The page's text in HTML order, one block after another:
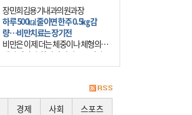
장민희김용기내과의원과장
하루 500㎉ 줄이면 한주 0.5㎏ 감
량…비만치료는 장기전
비만은 이제 더는 체중이나 체형의 문
제가 아니다. 하나의 질병으로 인지
하고 치료와 관리를 해야 한다. 세계
경제 사회 스포츠